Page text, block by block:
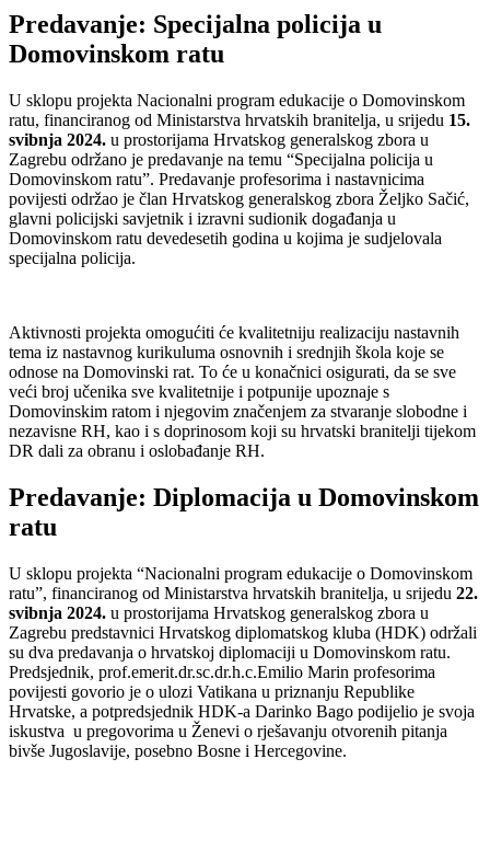
Predavanje: Specijalna policija u
Domovinskom ratu
U sklopu projekta Nacionalni program edukacije o Domovinskom
ratu, financiranog od Ministarstva hrvatskih branitelja, u srijedu 15.
svibnja 2024. u prostorijama Hrvatskog generalskog zbora u
Zagrebu održano je predavanje na temu “Specijalna policija u
Domovinskom ratu”. Predavanje profesorima i nastavnicima
povijesti održao je član Hrvatskog generalskog zbora Željko Sačić,
glavni policijski savjetnik i izravni sudionik događanja u
Domovinskom ratu devedesetih godina u kojima je sudjelovala
specijalna policija.
Aktivnosti projekta omogućiti će kvalitetniju realizaciju nastavnih
tema iz nastavnog kurikuluma osnovnih i srednjih škola koje se
odnose na Domovinski rat. To će u konačnici osigurati, da se sve
veći broj učenika sve kvalitetnije i potpunije upoznaje s
Domovinskim ratom i njegovim značenjem za stvaranje slobodne i
nezavisne RH, kao i s doprinosom koji su hrvatski branitelji tijekom
DR dali za obranu i oslobađanje RH.
Predavanje: Diplomacija u Domovinskom
ratu
U sklopu projekta “Nacionalni program edukacije o Domovinskom
ratu”, financiranog od Ministarstva hrvatskih branitelja, u srijedu 22.
svibnja 2024. u prostorijama Hrvatskog generalskog zbora u
Zagrebu predstavnici Hrvatskog diplomatskog kluba (HDK) održali
su dva predavanja o hrvatskoj diplomaciji u Domovinskom ratu.
Predsjednik, prof.emerit.dr.sc.dr.h.c.Emilio Marin profesorima
povijesti govorio je o ulozi Vatikana u priznanju Republike
Hrvatske, a potpredsjednik HDK-a Darinko Bago podijelio je svoja
iskustva u pregovorima u Ženevi o rješavanju otvorenih pitanja
bivše Jugoslavije, posebno Bosne i Hercegovine.